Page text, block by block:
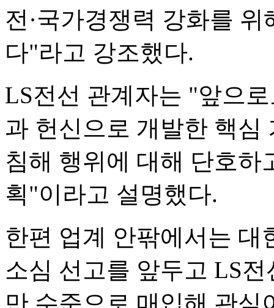
전·국가경쟁력 강화를
다"라고 강조했다.
LS전선 관계자는 "앞으
과 헌신으로 개발한 핵심
침해 행위에 대해 단호하
획"이라고 설명했다.
한편 업계 안팎에서는 대
소심 선고를 앞두고 LS